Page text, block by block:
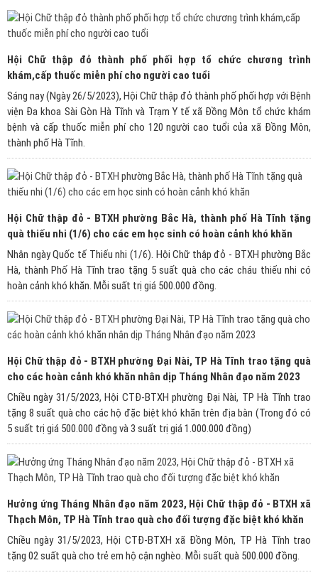
Hội Chữ thập đỏ thành phố phối hợp tổ chức chương trình
khám,cấp thuốc miễn phí cho người cao tuổi
Sáng nay (Ngày 26/5/2023), Hội Chữ thập đỏ thành phố phối hợp với Bệnh
viện Đa khoa Sài Gòn Hà Tĩnh và Trạm Y tế xã Đồng Môn tổ chức khám
bệnh và cấp thuốc miễn phí cho 120 người cao tuổi của xã Đồng Môn,
thành phố Hà Tĩnh.
Hội Chữ thập đỏ - BTXH phường Bắc Hà, thành phố Hà Tĩnh tặng
quà thiếu nhi (1/6) cho các em học sinh có hoàn cảnh khó khăn
Nhân ngày Quốc tế Thiếu nhi (1/6). Hội Chữ thập đỏ - BTXH phường Bắc
Hà, thành Phố Hà Tĩnh trao tặng 5 suất quà cho các cháu thiếu nhi có
hoàn cảnh khó khăn. Mỗi suất trị giá 500.000 đồng.
Hội Chữ thập đỏ - BTXH phường Đại Nài, TP Hà Tĩnh trao tặng quà
cho các hoàn cảnh khó khăn nhân dịp Tháng Nhân đạo năm 2023
Chiều ngày 31/5/2023, Hội CTĐ-BTXH phường Đại Nài, TP Hà Tĩnh trao
tặng 8 suất quà cho các hộ đặc biệt khó khăn trên địa bàn (Trong đó có
5 suất trị giá 500.000 đồng và 3 suất trị giá 1.000.000 đồng)
Hưởng ứng Tháng Nhân đạo năm 2023, Hội Chữ thập đỏ - BTXH xã
Thạch Môn, TP Hà Tĩnh trao quà cho đối tượng đặc biệt khó khăn
Chiều ngày 31/5/2023, Hội CTĐ-BTXH xã Đồng Môn, TP Hà Tĩnh trao
tặng 02 suất quà cho trẻ em hộ cận nghèo. Mỗi suất quà 500.000 đồng.